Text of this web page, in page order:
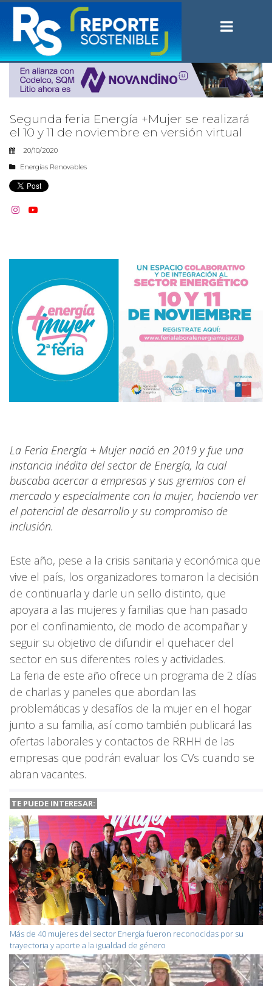
Segunda feria Energía +Mujer se realizará
el 10 y 11 de noviembre en versión virtual
20/10/2020
Energías Renovables
 
La Feria Energía + Mujer nació en 2019 y fue una
instancia inédita del sector de Energía, la cual
buscaba acercar a empresas y sus gremios con el
mercado y especialmente con la mujer, haciendo ver
el potencial de desarrollo y su compromiso de
inclusión.
Este año, pese a la crisis sanitaria y económica que
vive el país, los organizadores tomaron la decisión
de continuarla y darle un sello distinto, que
apoyara a las mujeres y familias que han pasado
por el confinamiento, de modo de acompañar y
seguir su objetivo de difundir el quehacer del
sector en sus diferentes roles y actividades.
La feria de este año ofrece un programa de 2 días
de charlas y paneles que abordan las
problemáticas y desafíos de la mujer en el hogar
junto a su familia, así como también publicará las
ofertas laborales y contactos de RRHH de las
empresas que podrán evaluar los CVs cuando se
abran vacantes.
TE PUEDE INTERESAR:
Más de 40 mujeres del sector Energía fueron reconocidas por su
trayectoria y aporte a la igualdad de género